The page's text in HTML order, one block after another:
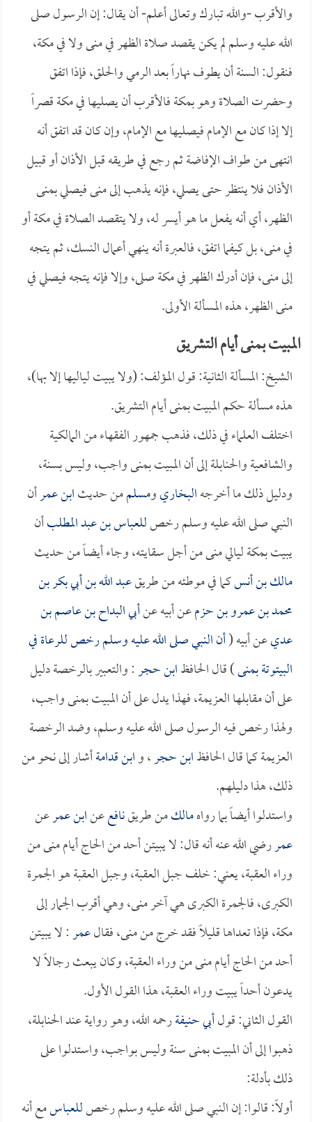
والأقرب -والله تبارك وتعالى أعلم- أن يقال: إن الرسول صلى
الله عليه وسلم لم يكن يقصد صلاة الظهر في منى ولا في مكة،
فنقول: السنة أن يطوف نهاراً بعد الرمي والحلق، فإذا اتفق
وحضرت الصلاة وهو بمكة فالأقرب أن يصليها في مكة قصراً
إلا إذا كان مع الإمام فيصليها مع الإمام، وإن كان قد اتفق أنه
انتهى من طواف الإفاضة ثم رجع في طريقه قبل الأذان أو قبيل
الأذان فلا ينتظر حتى يصلي، فإنه يذهب إلى منى فيصلي بمنى
الظهر، أي أنه يفعل ما هو أيسر له، ولا يتقصد الصلاة في مكة أو
في منى، بل كيفما اتفق، فالعبرة أنه ينهي أعمال النسك، ثم يتجه
إلى منى، فإن أدرك الظهر في مكة صلى، وإلا فإنه يتجه فيصلي في
منى الظهر، هذه المسألة الأولى.
المبيت بمنى أيام التشريق
الشيخ: المسألة الثانية: قول المؤلف: (ولا يبيت لياليها إلا بها)،
هذه مسألة حكم المبيت بمنى أيام التشريق.
اختلف العلماء في ذلك، فذهب جمهور الفقهاء من المالكية
والشافعية والحنابلة إلى أن المبيت بمنى واجب، وليس بسنة،
ودليل ذلك ما أخرجهالبخاريومسلممن حديثابن عمرأن
النبي صلى الله عليه وسلم رخصللعباس بن عبد المطلبأن
يبيت بمكة ليالي منى من أجل سقايته، وجاء أيضاً من حديث
مالك بن أنسكما في موطئه من طريقعبد الله بن أبي بكر بن
محمد بن عمرو بن حزمعن أبيه عنأبي البداح بن عاصم بن
عديعن أبيه (أن النبي صلى الله عليه وسلم رخص للرعاة في
البيتوتة بمنى) قال الحافظابن حجر: والتعبير بالرخصة دليل
على أن مقابلها العزيمة، فهذا يدل على أن المبيت بمنى واجب،
ولهذا رخص فيه الرسول صلى الله عليه وسلم، وضد الرخصة
العزيمة كما قال الحافظابن حجر، وابن قدامةأشار إلى نحو من
ذلك، هذا دليلهم.
واستدلوا أيضاً بما رواهمالكمن طريقنافععنابن عمرعن
عمررضي الله عنه أنه قال: لا يبيتن أحد من الحاج أيام منى من
وراء العقبة، يعني: خلف جبل العقبة، وجبل العقبة هو الجمرة
الكبرى، فالجمرة الكبرى هي آخر منى، وهي أقرب الجمار إلى
مكة، فإذا تعداها قليلاً فقد خرج من منى، فقالعمر: لا يبيتن
أحد من الحاج أيام منى من وراء العقبة، وكان يبعث رجالاً لا
يدعون أحداً يبيت وراء العقبة، هذا القول الأول.
القول الثاني: قولأبي حنيفةرحمه الله، وهو رواية عند الحنابلة،
ذهبوا إلى أن المبيت بمنى سنة وليس بواجب، واستدلوا على
ذلك بأدلة:
أولاً: قالوا: إن النبي صلى الله عليه وسلم رخصللعباسمع أنه